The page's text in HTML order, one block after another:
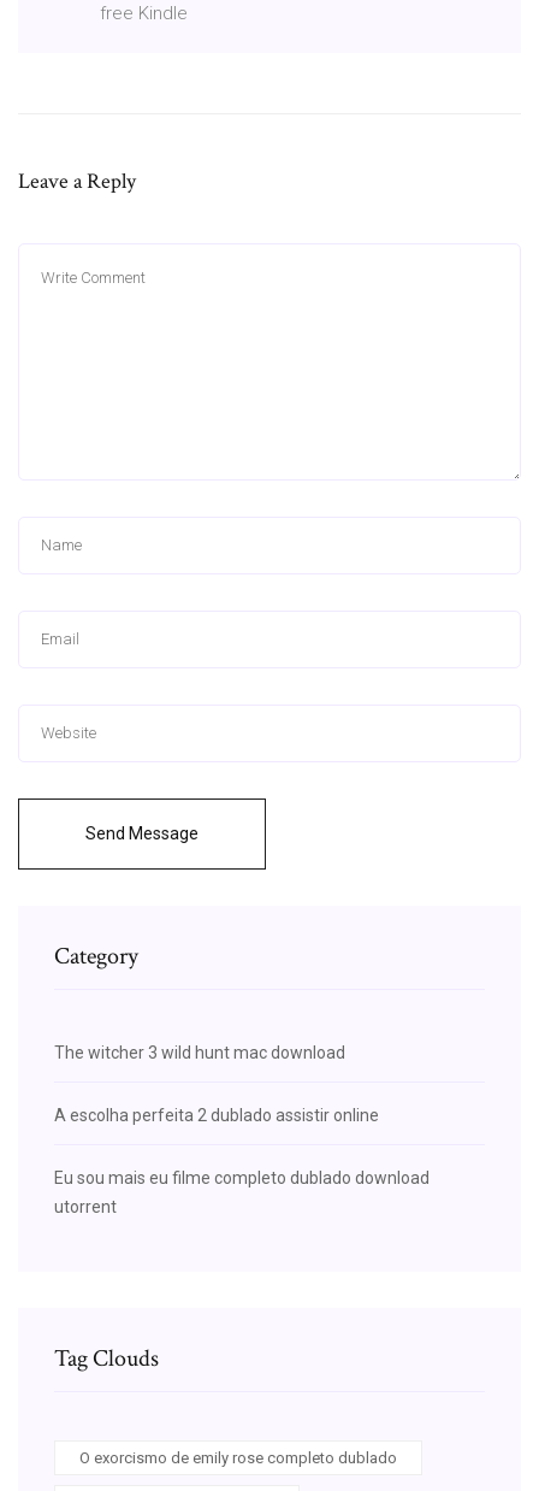
free Kindle
Leave a Reply
Send Message
Category
The witcher 3 wild hunt mac download
A escolha perfeita 2 dublado assistir online
Eu sou mais eu filme completo dublado download
utorrent
Tag Clouds
O exorcismo de emily rose completo dublado